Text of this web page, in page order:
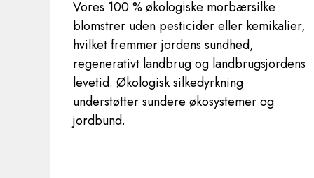
Vores 100 % økologiske morbærsilke
blomstrer uden pesticider eller kemikalier,
hvilket fremmer jordens sundhed,
regenerativt landbrug og landbrugsjordens
levetid. Økologisk silkedyrkning
understøtter sundere økosystemer og
jordbund.